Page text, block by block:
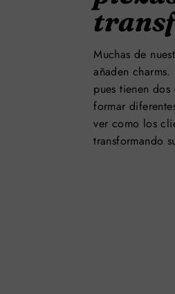
Muchas de
añaden
pues tienen
formar
ver como los
transformando